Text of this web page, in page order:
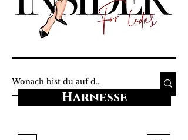
Harnesse